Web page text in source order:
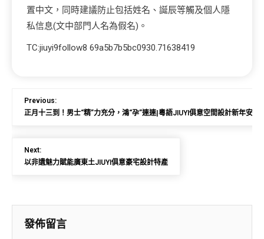
置中文，同時建議防止包括姓名、誕辰等觸及個人隱
私信息(文中部門人名為假名)。
TC:jiuyi9follow8 69a5b7b5bc0930.71638419
Previous:
正月十三到！男士“精”力充分，鴻“孕”連連|粵語JIUYI俱意空間設計新年安康
Next:
以非遺魅力賦能廣東土JIUYI俱意豪宅設計特產
發佈留言